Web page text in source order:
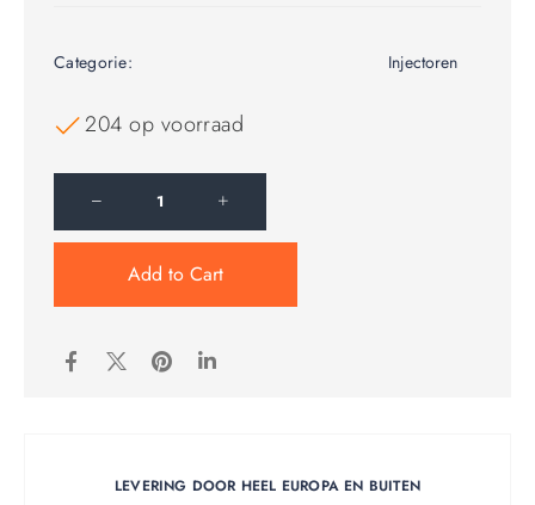
Categorie: Injectoren
204 op voorraad
Add to Cart
LEVERING DOOR HEEL EUROPA EN BUITEN